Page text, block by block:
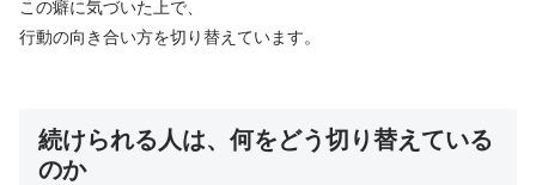
この癖に気づいた上で、
行動の向き合い方を切り替えています。
続けられる人は、何をどう切り替えている
のか